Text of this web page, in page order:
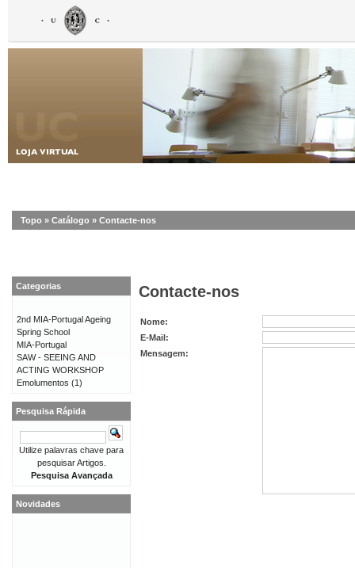
Topo » Catálogo » Contacte-nos
Contacte-nos
Nome:
E-Mail:
Mensagem:
Categorias
2nd MIA-Portugal Ageing
Spring School
MIA-Portugal
SAW - SEEING AND
ACTING WORKSHOP
Emolumentos (1)
Pesquisa Rápida
Utilize palavras chave para
pesquisar Artigos.
Pesquisa Avançada
Novidades